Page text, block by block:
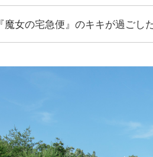
『魔女の宅急便』のキキが過ごし